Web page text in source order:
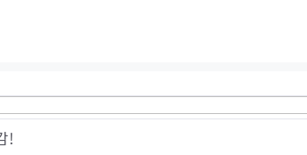
!